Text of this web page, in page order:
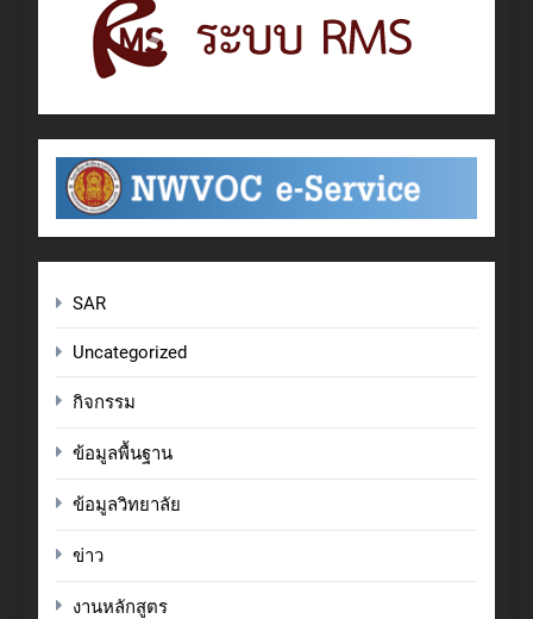
SAR
Uncategorized
กิจกรรม
ข้อมูลพื้นฐาน
ข้อมูลวิทยาลัย
ข่าว
งานหลักสูตร